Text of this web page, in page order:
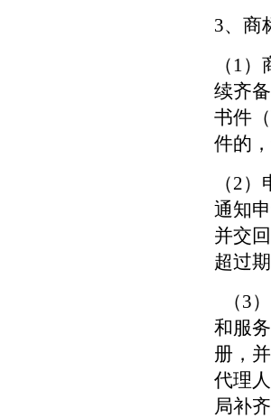
3、商
（1
续齐
书件
件的
（2
通知
并交
超过
（3
和服
册，
代理
局补